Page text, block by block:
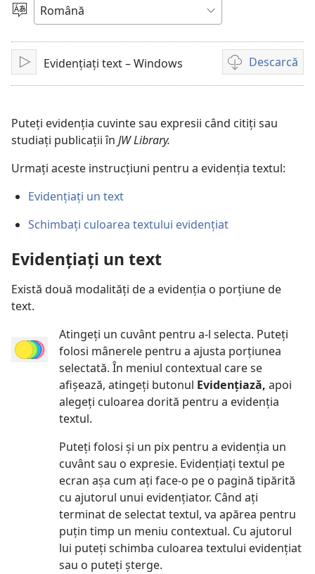
video
Alege
limba
RedareEvidențiați text – Windows Descarcă
Opțiuni
de
pentru
Puteți evidenția cuvinte sau expresii când citiți sau
studiați publicații în JW Library.
Urmați aceste instrucțiuni pentru a evidenția textul:
Evidențiați un text
Schimbați culoarea textului evidențiat
Evidențiați un text
Există două modalități de a evidenția o porțiune de
text.
Atingeți un cuvânt pentru a-l selecta. Puteți
folosi mânerele pentru a ajusta porțiunea
selectată. În meniul contextual care se
afișează, atingeți butonul Evidențiază, apoi
alegeți culoarea dorită pentru a evidenția
textul.
Puteți folosi și un pix pentru a evidenția un
cuvânt sau o expresie. Evidențiați textul pe
ecran așa cum ați face-o pe o pagină tipărită
cu ajutorul unui evidențiator. Când ați
terminat de selectat textul, va apărea pentru
puțin timp un meniu contextual. Cu ajutorul
lui puteți schimba culoarea textului evidențiat
sau o puteți șterge.